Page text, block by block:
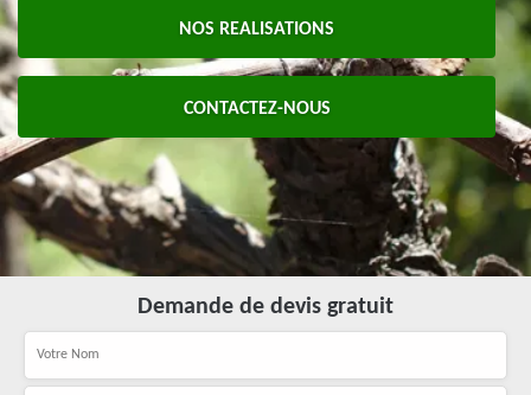
NOS REALISATIONS
CONTACTEZ-NOUS
Demande de devis gratuit